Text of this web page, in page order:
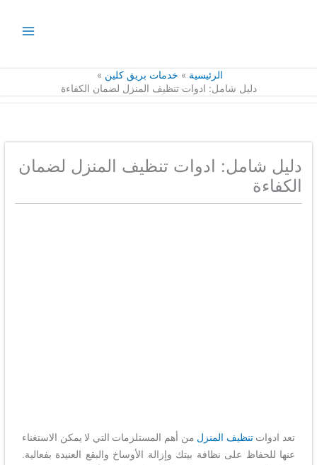
الرئيسية
خدمات بريق كلين
دليل شامل: ادوات تنظيف المنزل لضمان الكفاءة
دليل شامل: ادوات تنظيف المنزل لضمان
الكفاءة
تعد ادواتتنظيف المنزل من أهم المستلزمات التي لا يمكن الاستغناء
عنها للحفاظ على نظافة بيتك وإزالة الأوساخ والبقع العنيدة بفعالية.